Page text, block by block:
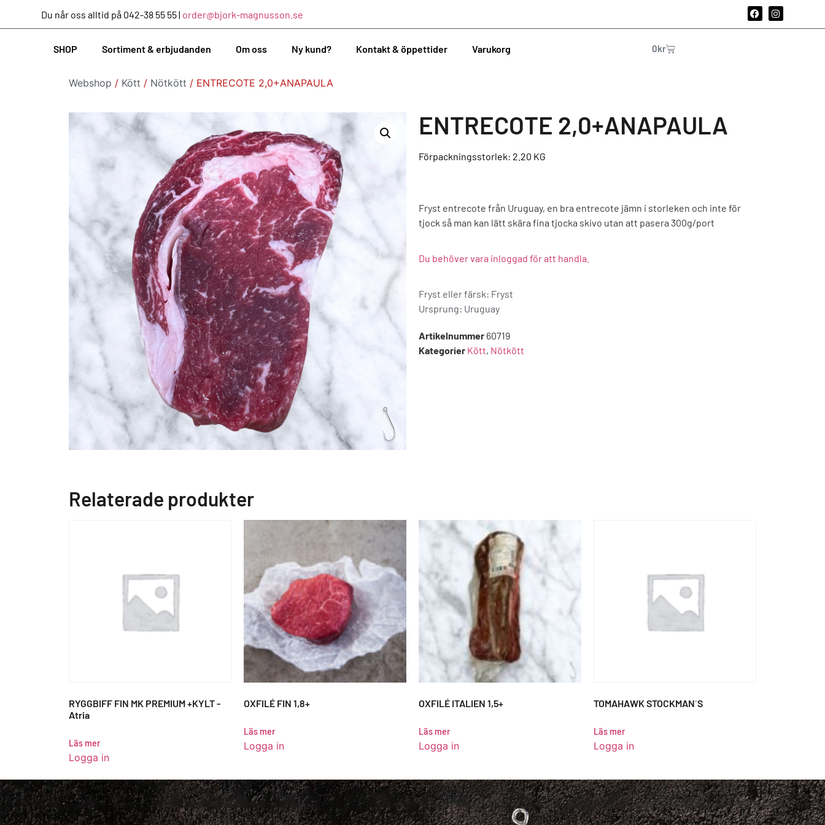
Du når oss alltid på 042-38 55 55 | order@bjork-magnusson.se
SHOP Sortiment & erbjudanden Om oss Ny kund? Kontakt & öppettider Varukorg 0kr
Webshop / Kött / Nötkött / ENTRECOTE 2,0+ANAPAULA
ENTRECOTE 2,0+ANAPAULA
Förpackningsstorlek: 2.20 KG
Fryst entrecote från Uruguay, en bra entrecote jämn i storleken och inte för
tjock så man kan lätt skära fina tjocka skivo utan att pasera 300g/port
Du behöver vara inloggad för att handla.
Fryst eller färsk: Fryst
Ursprung: Uruguay
Artikelnummer 60719
Kategorier Kött, Nötkött
Relaterade produkter
RYGGBIFF FIN MK PREMIUM +KYLT -
Atria
Läs mer
Logga in
OXFILÉ FIN 1,8+
Läs mer
Logga in
OXFILÉ ITALIEN 1,5+
Läs mer
Logga in
TOMAHAWK STOCKMAN´S
Läs mer
Logga in